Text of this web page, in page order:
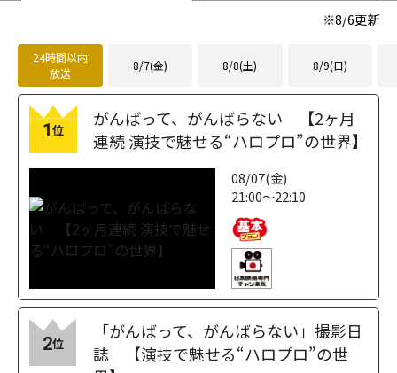
※8/6更新
24時間以内
放送
8/7(金) 8/8(土) 8/9(日)
1位
がんばって、がんばらない 【2ヶ月
連続 演技で魅せる“ハロプロ”の世界】
08/07(金)
21:00～22:10
2位
「がんばって、がんばらない」撮影日
誌 【演技で魅せる“ハロプロ”の世